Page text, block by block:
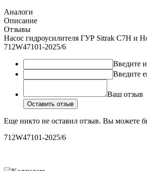
Аналоги
Описание
Отзывы
Насос гидроусилителя ГУР Sitrak C7H и
712W47101-2025/6
Введите
Введите
Ваш отзыв
Оставить отзыв
Еще никто не оставил отзыв. Вы можете
712W47101-2025/6